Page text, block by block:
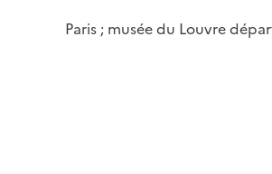
Paris ; musée du Louvre